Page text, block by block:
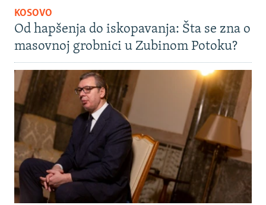
KOSOVO
Od hapšenja do iskopavanja: Šta se zna o
masovnoj grobnici u Zubinom Potoku?